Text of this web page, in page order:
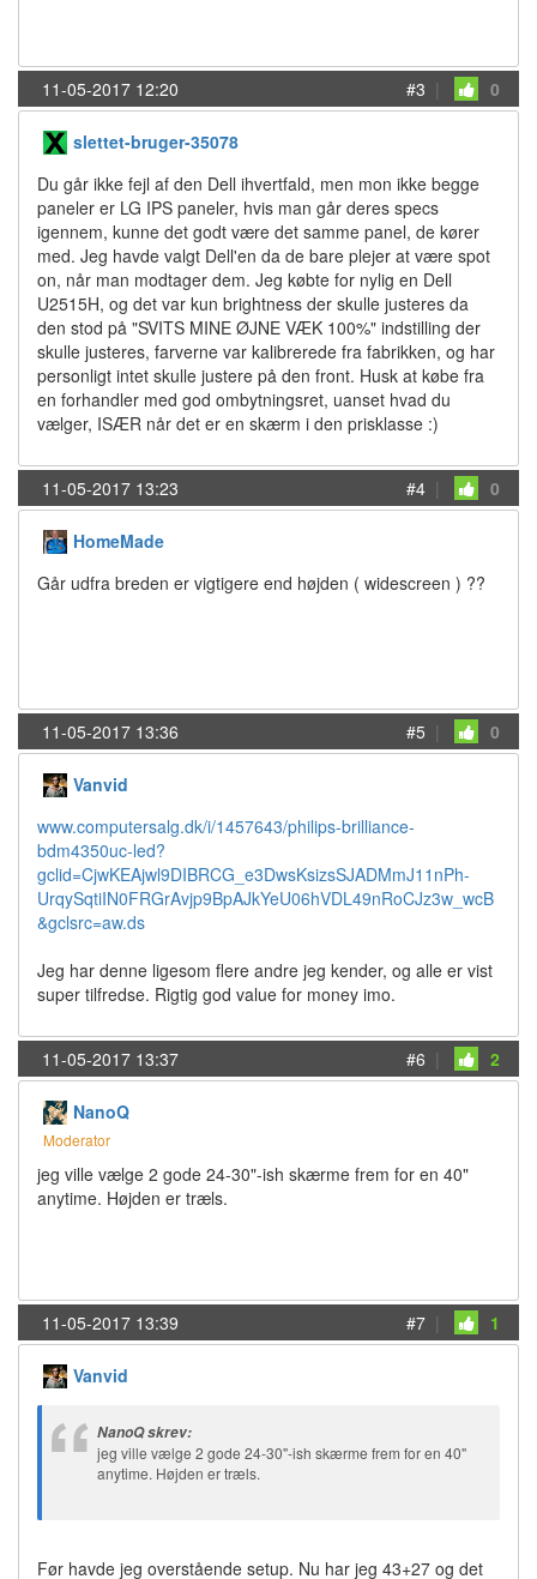
11-05-2017 12:20 #3 | 0
slettet-bruger-35078
Du går ikke fejl af den Dell ihvertfald, men mon ikke begge
paneler er LG IPS paneler, hvis man går deres specs
igennem, kunne det godt være det samme panel, de kører
med. Jeg havde valgt Dell'en da de bare plejer at være spot
on, når man modtager dem. Jeg købte for nylig en Dell
U2515H, og det var kun brightness der skulle justeres da
den stod på "SVITS MINE ØJNE VÆK 100%" indstilling der
skulle justeres, farverne var kalibrerede fra fabrikken, og har
personligt intet skulle justere på den front. Husk at købe fra
en forhandler med god ombytningsret, uanset hvad du
vælger, ISÆR når det er en skærm i den prisklasse :)
11-05-2017 13:23 #4 | 0
HomeMade
Går udfra breden er vigtigere end højden ( widescreen ) ??
11-05-2017 13:36 #5 | 0
Vanvid
www.computersalg.dk/i/1457643/philips-brilliance-
bdm4350uc-led?
gclid=CjwKEAjwl9DIBRCG_e3DwsKsizsSJADMmJ11nPh-
UrqySqtiIN0FRGrAvjp9BpAJkYeU06hVDL49nRoCJz3w_wcB
&gclsrc=aw.ds
Jeg har denne ligesom flere andre jeg kender, og alle er vist
super tilfredse. Rigtig god value for money imo.
11-05-2017 13:37 #6 | 2
NanoQ
Moderator
jeg ville vælge 2 gode 24-30"-ish skærme frem for en 40"
anytime. Højden er træls.
11-05-2017 13:39 #7 | 1
Vanvid
NanoQ skrev:
jeg ville vælge 2 gode 24-30"-ish skærme frem for en 40"
anytime. Højden er træls.
Før havde jeg overstående setup. Nu har jeg 43+27 og det